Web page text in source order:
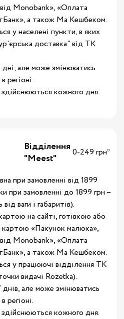
Monobank», «Оплата
а також Ма Кешбеком.
у населені пункти, в яких
доставка" від ТК
але може змінюватись
регіоні.
кожного дня.
Відділення
"Meest"
0-249 грн*
при замовленні від 1899
при замовленні до 1899 грн –
ваги і габаритів).
на сайті, готівкою або
картою «Пакунок малюка»,
Monobank», «Оплата
а також Ма Кешбеком.
у працюючі відділення ТК
видачі Rozetka).
але може змінюватись
регіоні.
кожного дня.